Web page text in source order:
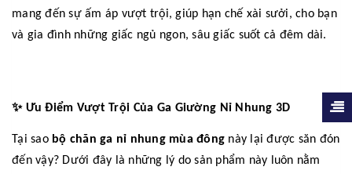
mang đến sự ấm áp vượt trội, giúp hạn chế xài sưởi, cho bạn
và gia đình những giấc ngủ ngon, sâu giấc suốt cả đêm dài.
✨Ưu Điểm Vượt Trội Của Ga Giường Nỉ Nhung 3D
Tại sao bộ chăn ga nỉ nhung mùa đông này lại được săn đón
đến vậy? Dưới đây là những lý do sản phẩm này luôn nằm